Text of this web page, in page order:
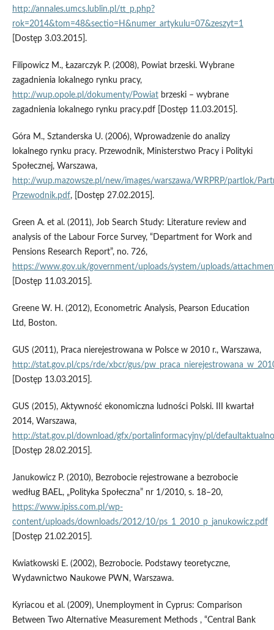
http://annales.umcs.lublin.pl/tt_p.php?
rok=2014&tom=48&sectio=H&numer_artykulu=07&zeszyt=1
[Dostęp 3.03.2015].
Filipowicz M., Łazarczyk P. (2008), Powiat brzeski. Wybrane
zagadnienia lokalnego rynku pracy,
http://wup.opole.pl/dokumenty/Powiatbrzeski – wybrane
zagadnienia lokalnego rynku pracy.pdf [Dostęp 11.03.2015].
Góra M., Sztanderska U. (2006), Wprowadzenie do analizy
lokalnego rynku pracy. Przewodnik, Ministerstwo Pracy i Polityki
Społecznej, Warszawa,
http://wup.mazowsze.pl/new/images/warszawa/WRPRP/partlok/
Przewodnik.pdf, [Dostęp 27.02.2015].
Green A. et al. (2011), Job Search Study: Literature review and
analysis of the Labour Force Survey, “Department for Work and
Pensions Research Report”, no. 726,
https://www.gov.uk/government/uploads/system/uploads/
[Dostęp 11.03.2015].
Greene W. H. (2012), Econometric Analysis, Pearson Education
Ltd, Boston.
GUS (2011), Praca nierejestrowana w Polsce w 2010 r., Warszawa,
http://stat.gov.pl/cps/rde/xbcr/gus/
[Dostęp 13.03.2015].
GUS (2015), Aktywność ekonomiczna ludności Polski. III kwartał
2014, Warszawa,
http://stat.gov.pl/download/gfx/portalinformacyjny/pl/
[Dostęp 28.02.2015].
Janukowicz P. (2010), Bezrobocie rejestrowane a bezrobocie
według BAEL, „Polityka Społeczna” nr 1/2010, s. 18–20,
https://www.ipiss.com.pl/wp-
content/uploads/downloads/2012/10/ps_1_2010_p_janukowicz.pdf
[Dostęp 21.02.2015].
Kwiatkowski E. (2002), Bezrobocie. Podstawy teoretyczne,
Wydawnictwo Naukowe PWN, Warszawa.
Kyriacou et al. (2009), Unemployment in Cyprus: Comparison
Between Two Alternative Measurement Methods , “Central Bank